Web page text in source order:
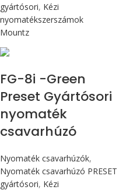
gyártósori, Kézi
nyomatékszerszámok
Mountz
FG-8i -Green
Preset Gyártósori
nyomaték
csavarhúzó
Nyomaték csavarhúzók,
Nyomaték csavarhúzó PRESET
gyártósori, Kézi